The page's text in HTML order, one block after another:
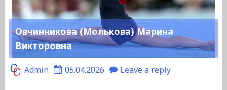
Овчинникова (Молькова) Марина
Викторовна
Admin 05.04.2026 Leave a reply